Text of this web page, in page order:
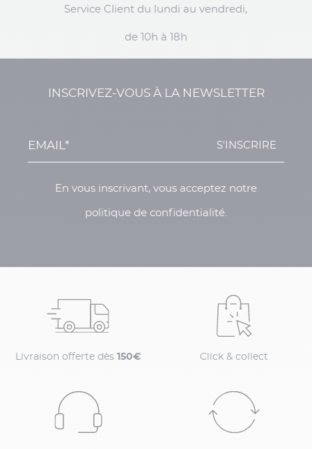
Service Client du lundi au vendredi,
de 10h à 18h
INSCRIVEZ-VOUS À LA NEWSLETTER
S'INSCRIRE
En vous inscrivant, vous acceptez notre
politique de confidentialité.
Livraison offerte dès 150€ Click & collect